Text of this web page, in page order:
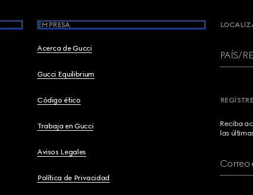
EMPRESA
Acerca de Gucci
Gucci Equilibrium
Código ético
Trabaja en Gucci
Avisos Legales
Política de Privacidad
PAÍS/
Reciba
las
Correo